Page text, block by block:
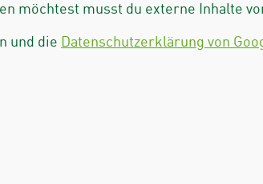
möchtest musst du externe Inhalte
und die Datenschutzerklärung von